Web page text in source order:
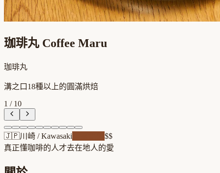
珈琲丸 Coffee Maru
珈琲丸
溝之口18種以上的圓滿烘焙
1 / 10
🇯🇵川崎 /Kawasaki
$$
真正懂咖啡的人才去在地人的愛